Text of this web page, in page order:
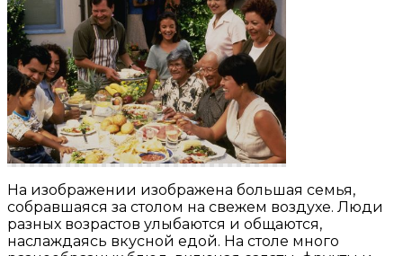
На изображении изображена большая семья,
собравшаяся за столом на свежем воздухе. Люди
разных возрастов улыбаются и общаются,
наслаждаясь вкусной едой. На столе много